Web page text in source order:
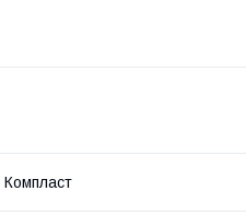
Компласт